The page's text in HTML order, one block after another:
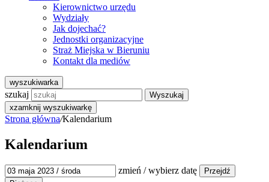
Kierownictwo urzędu
Wydziały
Jak dojechać?
Jednostki organizacyjne
Straż Miejska w Bieruniu
Kontakt dla mediów
wyszukiwarka
szukaj
Wyszukaj
xzamknij wyszukiwarkę
Strona główna/Kalendarium
Kalendarium
zmień / wybierz datę